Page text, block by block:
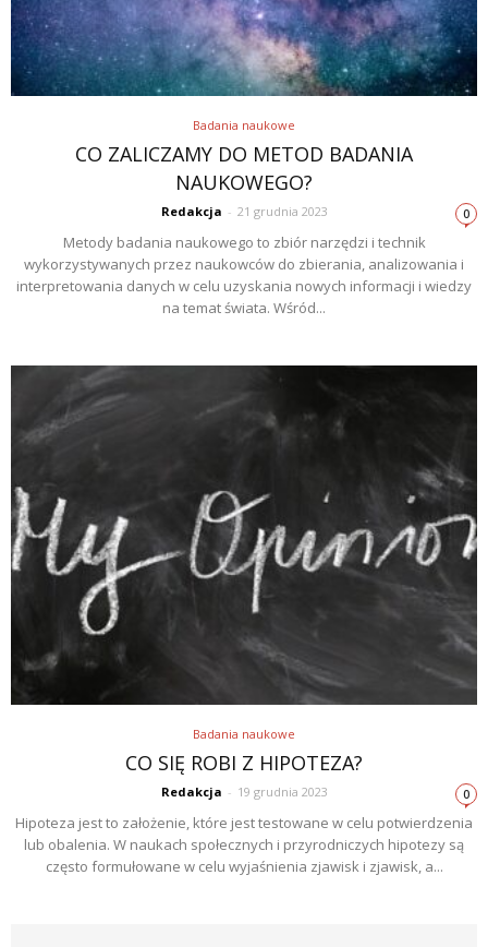
Badania naukowe
CO ZALICZAMY DO METOD BADANIA
NAUKOWEGO?
Redakcja - 21 grudnia 2023 0
Metody badania naukowego to zbiór narzędzi i technik
wykorzystywanych przez naukowców do zbierania, analizowania i
interpretowania danych w celu uzyskania nowych informacji i wiedzy
na temat świata. Wśród...
Badania naukowe
CO SIĘ ROBI Z HIPOTEZA?
Redakcja - 19 grudnia 2023 0
Hipoteza jest to założenie, które jest testowane w celu potwierdzenia
lub obalenia. W naukach społecznych i przyrodniczych hipotezy są
często formułowane w celu wyjaśnienia zjawisk i zjawisk, a...